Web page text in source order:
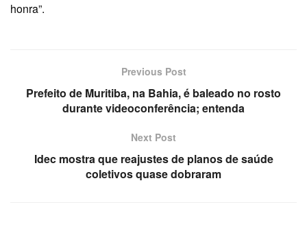
honra”.
Previous Post
Prefeito de Muritiba, na Bahia, é baleado no rosto
durante videoconferência; entenda
Next Post
Idec mostra que reajustes de planos de saúde
coletivos quase dobraram